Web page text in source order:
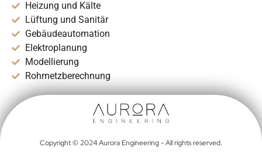
Heizung und Kälte
Lüftung und Sanitär
Gebäudeautomation
Elektroplanung
Modellierung
Rohrnetzberechnung
Copyright © 2024 Aurora Engineering - All rights reserved.